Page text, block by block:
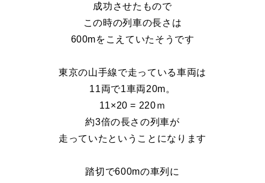
成功させたもので
この時の列車の長さは
600mをこえていたそうです
東京の山手線で走っている車両は
11両で1車両20m。
11×20 = 220ｍ
約3倍の長さの列車が
走っていたということになります
踏切で600mの車列に